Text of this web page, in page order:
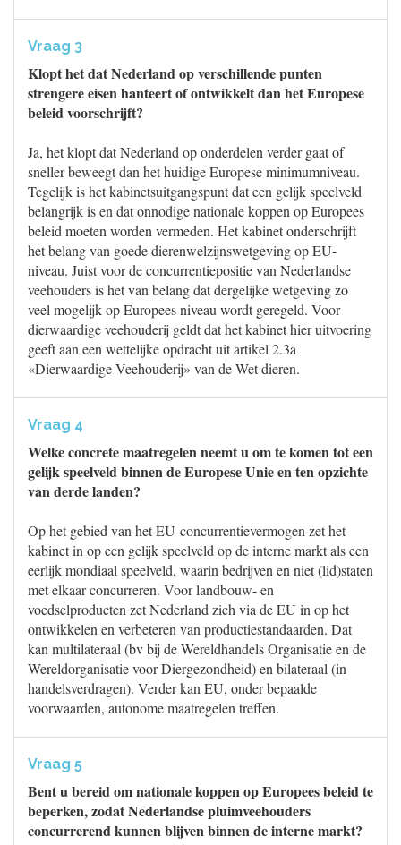
Vraag 3
Klopt het dat Nederland op verschillende punten
strengere eisen hanteert of ontwikkelt dan het Europese
beleid voorschrijft?
Ja, het klopt dat Nederland op onderdelen verder gaat of
sneller beweegt dan het huidige Europese minimumniveau.
Tegelijk is het kabinetsuitgangspunt dat een gelijk speelveld
belangrijk is en dat onnodige nationale koppen op Europees
beleid moeten worden vermeden. Het kabinet onderschrijft
het belang van goede dierenwelzijnswetgeving op EU-
niveau. Juist voor de concurrentiepositie van Nederlandse
veehouders is het van belang dat dergelijke wetgeving zo
veel mogelijk op Europees niveau wordt geregeld. Voor
dierwaardige veehouderij geldt dat het kabinet hier uitvoering
geeft aan een wettelijke opdracht uit artikel 2.3a
«Dierwaardige Veehouderij» van de Wet dieren.
Vraag 4
Welke concrete maatregelen neemt u om te komen tot een
gelijk speelveld binnen de Europese Unie en ten opzichte
van derde landen?
Op het gebied van het EU-concurrentievermogen zet het
kabinet in op een gelijk speelveld op de interne markt als een
eerlijk mondiaal speelveld, waarin bedrijven en niet (lid)staten
met elkaar concurreren. Voor landbouw- en
voedselproducten zet Nederland zich via de EU in op het
ontwikkelen en verbeteren van productiestandaarden. Dat
kan multilateraal (bv bij de Wereldhandels Organisatie en de
Wereldorganisatie voor Diergezondheid) en bilateraal (in
handelsverdragen). Verder kan EU, onder bepaalde
voorwaarden, autonome maatregelen treffen.
Vraag 5
Bent u bereid om nationale koppen op Europees beleid te
beperken, zodat Nederlandse pluimveehouders
concurrerend kunnen blijven binnen de interne markt?